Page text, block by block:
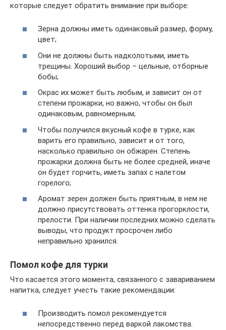
которые следует обратить внимание при выборе:
Зерна должны иметь одинаковый размер, форму,
цвет;
Они не должны быть надколотыми, иметь
трещины. Хороший выбор – цельные, отборные
бобы;
Окрас их может быть любым, и зависит он от
степени прожарки, но важно, чтобы он был
одинаковым, равномерным;
Чтобы получился вкусный кофе в турке, как
варить его правильно, зависит и от того,
насколько правильно он обжарен. Степень
прожарки должна быть не более средней, иначе
он будет горчить, иметь запах с налетом
горелого;
Аромат зерен должен быть приятным, в нем не
должно присутствовать оттенка прогорклости,
прелости. При наличии последних можно сделать
выводы, что продукт просрочен либо
неправильно хранился.
Помол кофе для турки
Что касается этого момента, связанного с завариванием
напитка, следует учесть такие рекомендации:
Производить помол рекомендуется
непосредственно перед варкой лакомства.